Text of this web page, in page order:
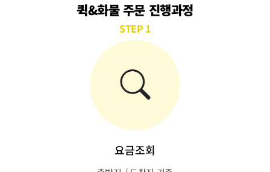
퀵&화물 주문 진행과정
STEP 1
요금조회